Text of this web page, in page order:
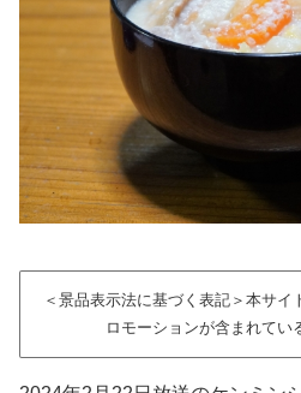
＜景品表示法に基づく表記＞本サ
ロモーションが含まれてい